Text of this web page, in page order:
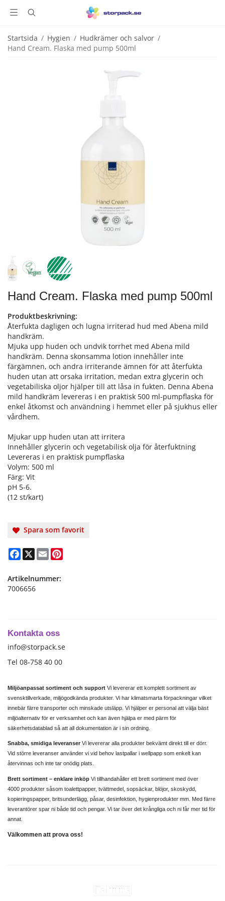
Startsida / Hygien / Hudkrämer och salvor /
Hand Cream. Flaska med pump 500ml
Hand Cream. Flaska med pump 500ml
Produktbeskrivning:
Återfukta dagligen och lugna irriterad hud med Abena mild
handkräm.
Mjuka upp huden och undvik torrhet med Abena mild
handkräm. Denna skonsamma lotion innehåller inte
färgämnen, och andra irriterande ämnen för att återfukta
huden utan att orsaka irritation, medan extra glycerin och
vegetabiliska oljor hjälper till att låsa in fukten. Denna Abena
mild handkräm levereras i en praktisk 500 ml-pumpflaska för
enkel åtkomst och användning i hemmet eller på sjukhus eller
vårdhem.
Mjukar upp huden utan att irritera
Innehåller glycerin och vegetabilisk olja för återfuktning
Levereras i en praktisk pumpflaska
Volym: 500 ml
Färg: Vit
pH 5-6.
(12 st/kart)
Spara som favorit
Facebook
X Email
Artikelnummer:
7006656
Kontakta oss
info@storpack.se
Tel 08-758 40 00
Miljöanpassat sortiment och support Vi levererar ett komplett sortiment av
svensktillverkade, miljögodkända produkter. Vi har klimatsmarta förpackningar vilket
innebär färre transporter och minskade utsläpp. Vi hjälper er personal att välja bäst
miljöalternativ för er verksamhet och kan även hjälpa er med pärm för
säkerhetsdatablad så att all dokumentation är i sin ordning.
Snabba, smidiga leveranser Vi levererar alla produkter bekvämt direkt till er dörr.
Vid större leveranser använder vi vid behov lastpallar i wellpapp som enkelt kan
återvinnas och inte tar onödig plats.
Brett sortiment – enklare inköp Vi tillhandahåller ett brett sortiment med över
4000 produkter såsom toalettpapper, tvättmedel, sopsäckar, blöjor, skoskydd,
kopieringspapper, britsunderlägg, påsar, desinfektion, hygienprodukter mm. Med färre
leverantörer spar ni både tid och pengar. Vi tar över det krångliga och ni får mer tid för
annat.
Välkommen att prova oss!